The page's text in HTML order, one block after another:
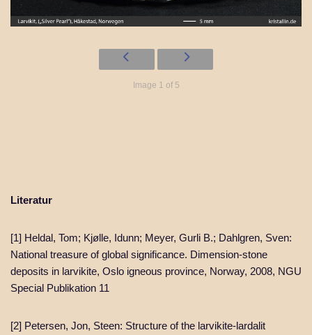
Image 1 of 5
Literatur
[1] Heldal, Tom; Kjølle, Idunn; Meyer, Gurli B.; Dahlgren, Sven:
National treasure of global significance. Dimension-stone
deposits in larvikite, Oslo igneous province, Norway, 2008, NGU
Special Publikation 11
[2] Petersen, Jon, Steen: Structure of the larvikite-lardalit